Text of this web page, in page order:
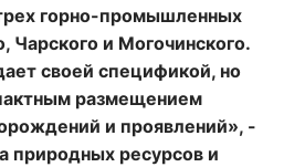
горно-промышленных
Чарского и Могочинского.
своей спецификой, но
размещением
и проявлений», -
природных ресурсов и